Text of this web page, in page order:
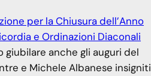
per la Chiusura dell’Anno
e Ordinazioni Diaconali
anche gli auguri del
e Michele Albanese insigniti